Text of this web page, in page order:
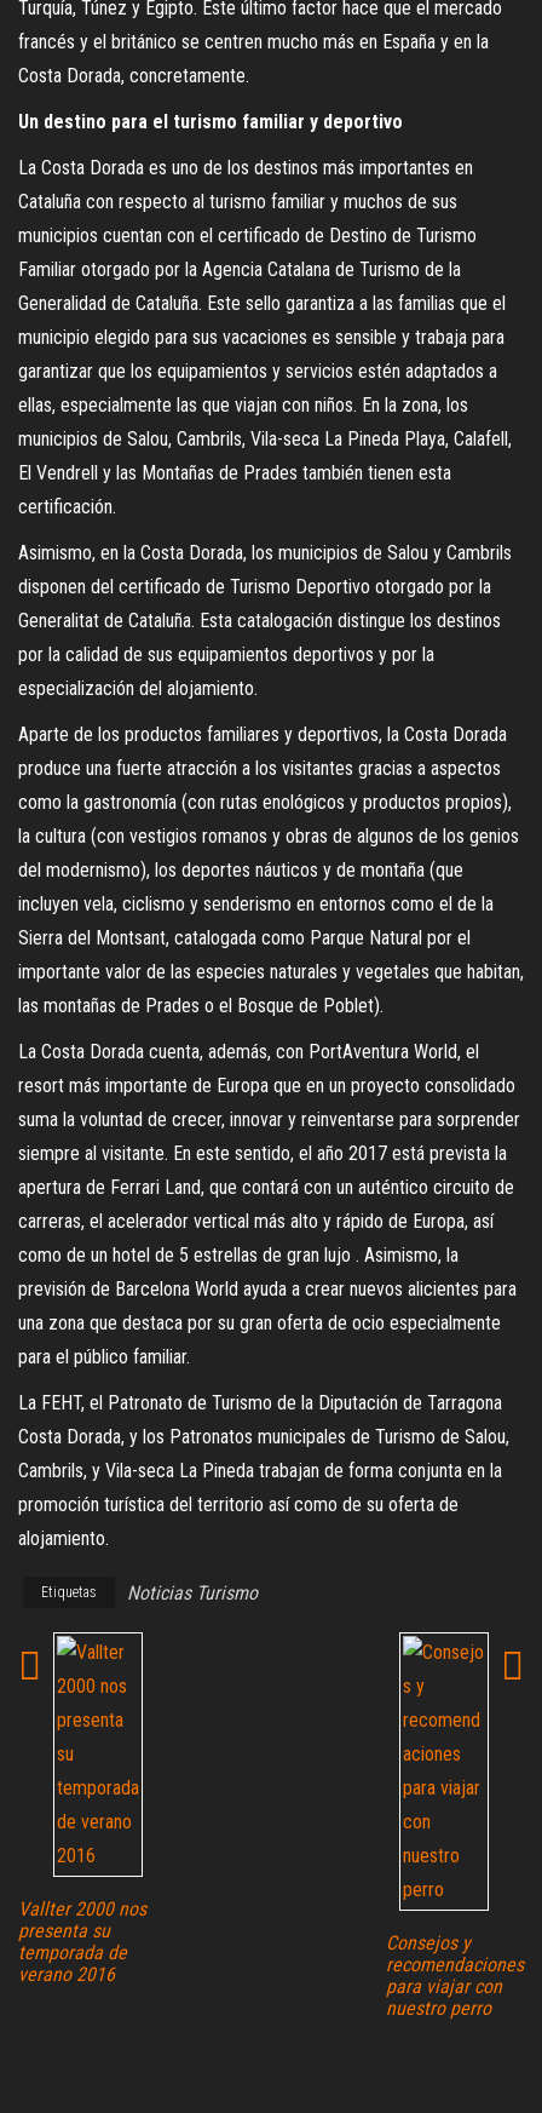
Turquía, Túnez y Egipto. Este último factor hace que el mercado
francés y el británico se centren mucho más en España y en la
Costa Dorada, concretamente.
Un destino para el turismo familiar y deportivo
La Costa Dorada es uno de los destinos más importantes en
Cataluña con respecto al turismo familiar y muchos de sus
municipios cuentan con el certificado de Destino de Turismo
Familiar otorgado por la Agencia Catalana de Turismo de la
Generalidad de Cataluña. Este sello garantiza a las familias que el
municipio elegido para sus vacaciones es sensible y trabaja para
garantizar que los equipamientos y servicios estén adaptados a
ellas, especialmente las que viajan con niños. En la zona, los
municipios de Salou, Cambrils, Vila-seca La Pineda Playa, Calafell,
El Vendrell y las Montañas de Prades también tienen esta
certificación.
Asimismo, en la Costa Dorada, los municipios de Salou y Cambrils
disponen del certificado de Turismo Deportivo otorgado por la
Generalitat de Cataluña. Esta catalogación distingue los destinos
por la calidad de sus equipamientos deportivos y por la
especialización del alojamiento.
Aparte de los productos familiares y deportivos, la Costa Dorada
produce una fuerte atracción a los visitantes gracias a aspectos
como la gastronomía (con rutas enológicos y productos propios),
la cultura (con vestigios romanos y obras de algunos de los genios
del modernismo), los deportes náuticos y de montaña (que
incluyen vela, ciclismo y senderismo en entornos como el de la
Sierra del Montsant, catalogada como Parque Natural por el
importante valor de las especies naturales y vegetales que habitan,
las montañas de Prades o el Bosque de Poblet).
La Costa Dorada cuenta, además, con PortAventura World, el
resort más importante de Europa que en un proyecto consolidado
suma la voluntad de crecer, innovar y reinventarse para sorprender
siempre al visitante. En este sentido, el año 2017 está prevista la
apertura de Ferrari Land, que contará con un auténtico circuito de
carreras, el acelerador vertical más alto y rápido de Europa, así
como de un hotel de 5 estrellas de gran lujo . Asimismo, la
previsión de Barcelona World ayuda a crear nuevos alicientes para
una zona que destaca por su gran oferta de ocio especialmente
para el público familiar.
La FEHT, el Patronato de Turismo de la Diputación de Tarragona
Costa Dorada, y los Patronatos municipales de Turismo de Salou,
Cambrils, y Vila-seca La Pineda trabajan de forma conjunta en la
promoción turística del territorio así como de su oferta de
alojamiento.
Etiquetas Noticias Turismo
Vallter 2000 nos
presenta su
temporada de
verano 2016
Consejos y
recomendaciones
para viajar con
nuestro perro